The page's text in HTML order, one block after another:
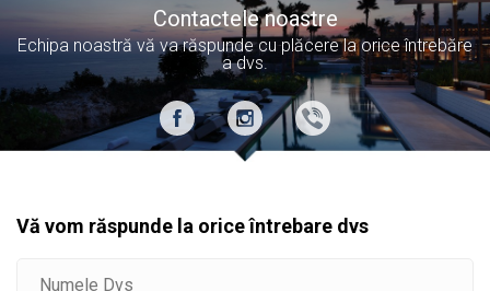
Contactele noastre
Echipa noastră vă va răspunde cu plăcere la orice întrebăre
a dvs.
Vă vom răspunde la orice întrebare dvs